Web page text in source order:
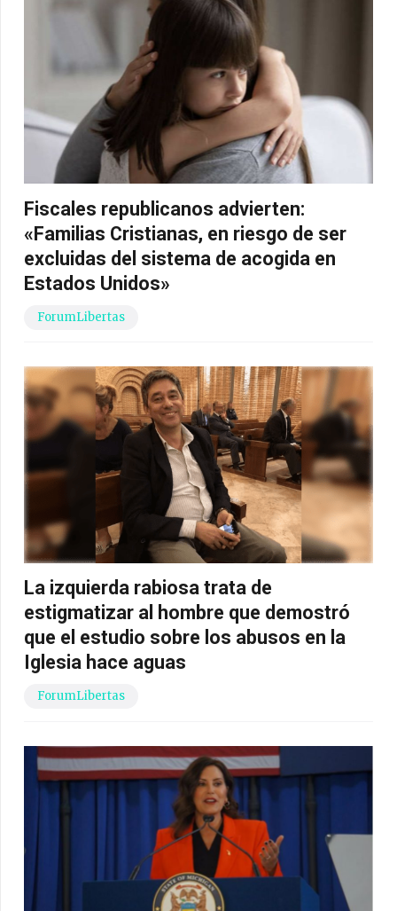
Fiscales republicanos advierten:
«Familias Cristianas, en riesgo de ser
excluidas del sistema de acogida en
Estados Unidos»
ForumLibertas
La izquierda rabiosa trata de
estigmatizar al hombre que demostró
que el estudio sobre los abusos en la
Iglesia hace aguas
ForumLibertas